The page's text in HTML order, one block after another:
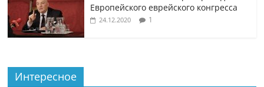
Европейского еврейского конгресса
24.12.2020 1
Интересное